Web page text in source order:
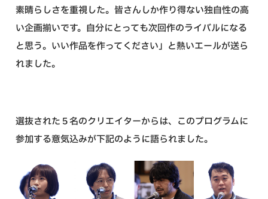
素晴らしさを重視した。皆さんしか作り得ない独自性の高
い企画揃いです。自分にとっても次回作のライバルになる
と思う。いい作品を作ってください」と熱いエールが送ら
れました。
選抜された５名のクリエイターからは、このプログラムに
参加する意気込みが下記のように語られました。